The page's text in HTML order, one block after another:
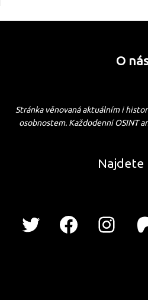
O
Stránka věnovaná aktuálním i
osobnostem. Každodenní OSINT
Najdete